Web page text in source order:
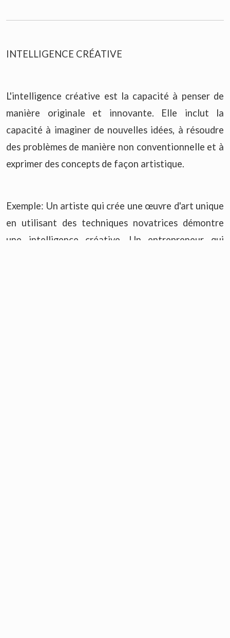
INTELLIGENCE CRÉATIVE
L'intelligence créative est la capacité à penser de
manière originale et innovante. Elle inclut la
capacité à imaginer de nouvelles idées, à résoudre
des problèmes de manière non conventionnelle et à
exprimer des concepts de façon artistique.
Exemple: Un artiste qui crée une œuvre d'art unique
en utilisant des techniques novatrices démontre
une intelligence créative. Un entrepreneur qui